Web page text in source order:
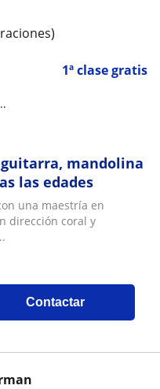
1ª clase gratis
mandolina
las edades
una maestría en
dirección coral y
Contactar